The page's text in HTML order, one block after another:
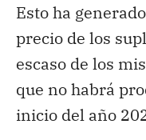
Esto ha
precio de los
escaso de los
que no habrá
inicio del año